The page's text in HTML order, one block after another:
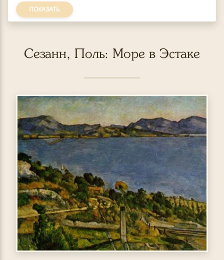
ПОКАЗАТЬ
Сезанн, Поль: Море в Эстаке